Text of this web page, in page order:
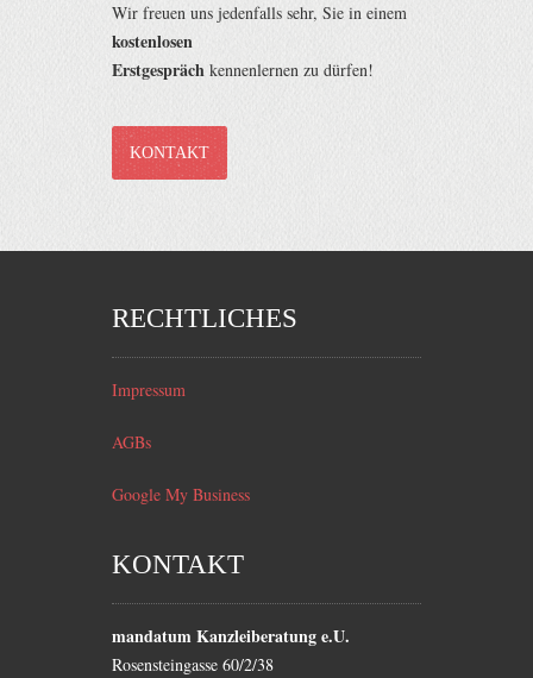
Wir freuen uns jedenfalls sehr, Sie in einem
kostenlosen
Erstgespräch kennenlernen zu dürfen!
KONTAKT
RECHTLICHES
Impressum
AGBs
Google My Business
KONTAKT
mandatum Kanzleiberatung e.U.
Rosensteingasse 60/2/38